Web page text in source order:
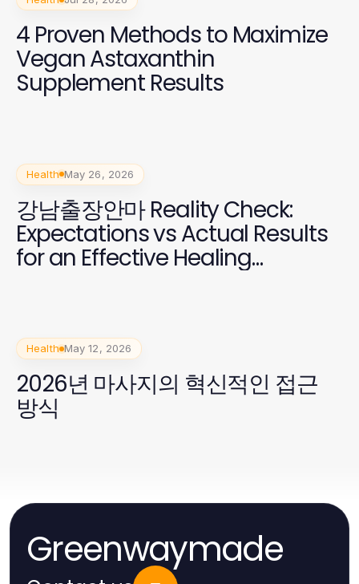
4 Proven Methods to Maximize
Vegan Astaxanthin
Supplement Results
Health May 26, 2026
강남출장안마 Reality Check:
Expectations vs Actual Results
for an Effective Healing
Health May 12, 2026
2026년 마사지의 혁신적인 접근
방식
Greenwaymade